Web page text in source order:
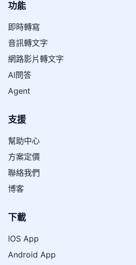
功能
即時轉寫
音訊轉文字
網路影片轉文字
AI問答
Agent
支援
幫助中心
方案定價
聯絡我們
博客
下載
IOS App
Android App